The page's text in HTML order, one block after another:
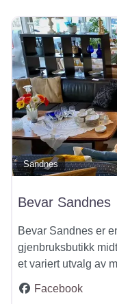
Sandnes
Bevar Sandnes
Bevar Sandnes er
gjenbruksbutikk
et variert utvalg av
Facebook